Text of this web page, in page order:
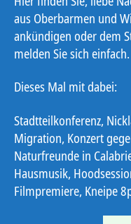
aus Oberbarmen und
ankündigen oder dem
melden Sie sich einfach.
Dieses Mal mit dabei:
Stadtteilkonferenz,
Migration, Konzert
Naturfreunde in
Hausmusik,
Filmpremiere, Kneipe